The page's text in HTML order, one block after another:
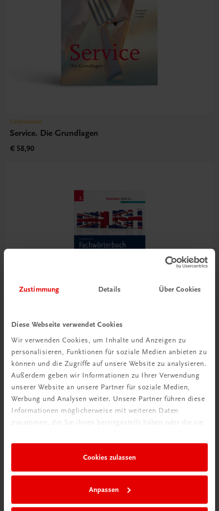
Zustimmung Details Über Cookies
Diese Webseite verwendet Cookies
Wir verwenden Cookies, um Inhalte und Anzeigen zu
personalisieren, Funktionen für soziale Medien anbieten zu
können und die Zugriffe auf unsere Website zu analysieren.
Außerdem geben wir Informationen zu Ihrer Verwendung
unserer Website an unsere Partner für soziale Medien,
Werbung und Analysen weiter. Unsere Partner führen diese
Informationen möglicherweise mit weiteren Daten
zusammen, die Sie ihnen bereitgestellt haben oder die sie
Cookies zulassen
Anpassen
Gastronomie
Service. Die Grundlagen
€ 58,90
Gastronomie
Fachwörterbuch für Gastronomie und Tourismus
Englisch - Deutsch, Deutsch - Englisch
€ 19,90